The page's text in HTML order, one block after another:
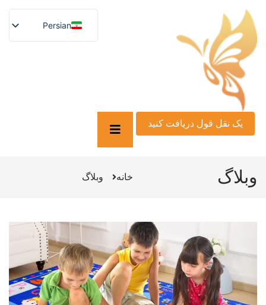
Persian
English
Panjabi
Afrikaans
Japanese
Portuguese
یک نقل قول دریافت کنید
وبلاگ خانه وبلاگ